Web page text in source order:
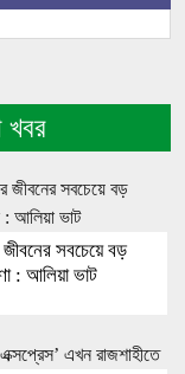
খবর
সবচেয়ে বড়
: আলিয়া ভাট